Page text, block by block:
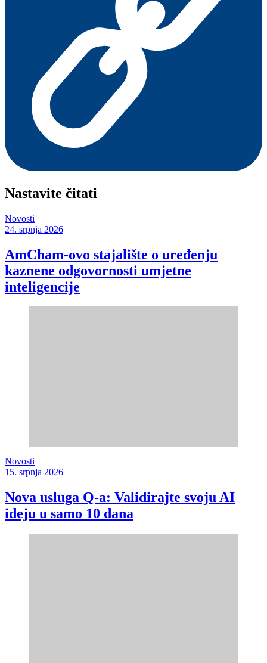
Nastavite čitati
Novosti
24. srpnja 2026
AmCham-ovo stajalište o uređenju
kaznene odgovornosti umjetne
inteligencije
Novosti
15. srpnja 2026
Nova usluga Q-a: Validirajte svoju AI
ideju u samo 10 dana